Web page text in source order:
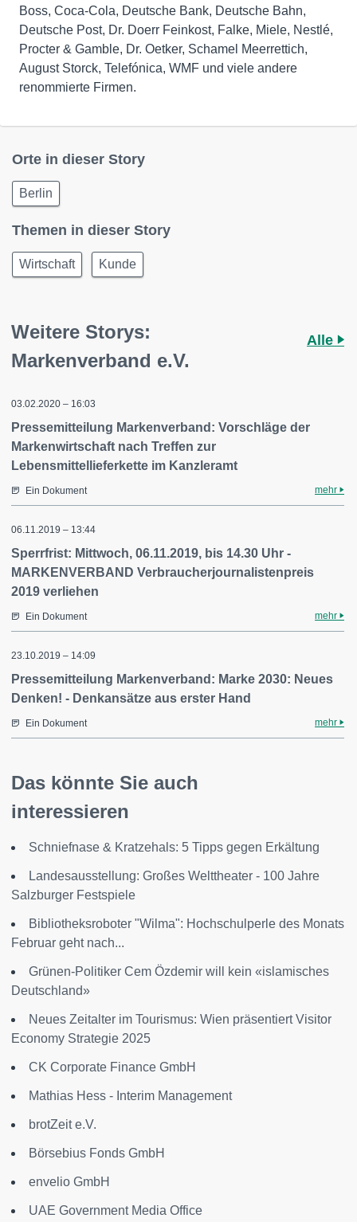
Boss, Coca-Cola, Deutsche Bank, Deutsche Bahn,
Deutsche Post, Dr. Doerr Feinkost, Falke, Miele, Nestlé,
Procter & Gamble, Dr. Oetker, Schamel Meerrettich,
August Storck, Telefónica, WMF und viele andere
renommierte Firmen.
Orte in dieser Story
Berlin
Themen in dieser Story
Wirtschaft Kunde
Weitere Storys:
Markenverband e.V.
Alle
03.02.2020 – 16:03
Pressemitteilung Markenverband: Vorschläge der
Markenwirtschaft nach Treffen zur
Lebensmittellieferkette im Kanzleramt
Ein Dokument mehr
06.11.2019 – 13:44
Sperrfrist: Mittwoch, 06.11.2019, bis 14.30 Uhr -
MARKENVERBAND Verbraucherjournalistenpreis
2019 verliehen
Ein Dokument mehr
23.10.2019 – 14:09
Pressemitteilung Markenverband: Marke 2030: Neues
Denken! - Denkansätze aus erster Hand
Ein Dokument mehr
Das könnte Sie auch
interessieren
Schniefnase & Kratzehals: 5 Tipps gegen Erkältung
Landesausstellung: Großes Welttheater - 100 Jahre
Salzburger Festspiele
Bibliotheksroboter "Wilma": Hochschulperle des Monats
Februar geht nach...
Grünen-Politiker Cem Özdemir will kein «islamisches
Deutschland»
Neues Zeitalter im Tourismus: Wien präsentiert Visitor
Economy Strategie 2025
CK Corporate Finance GmbH
Mathias Hess - Interim Management
brotZeit e.V.
Börsebius Fonds GmbH
envelio GmbH
UAE Government Media Office